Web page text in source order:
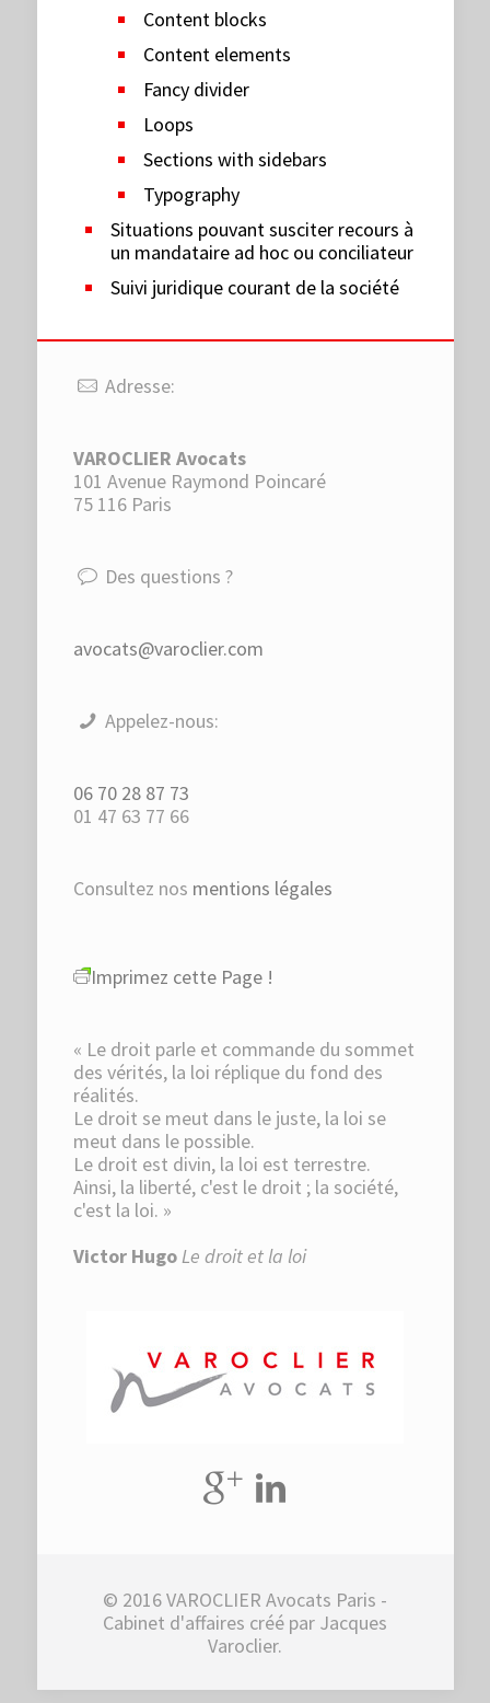
Content blocks
Content elements
Fancy divider
Loops
Sections with sidebars
Typography
Situations pouvant susciter recours à
un mandataire ad hoc ou conciliateur
Suivi juridique courant de la société
Adresse:
VAROCLIER Avocats
101 Avenue Raymond Poincaré
75 116 Paris
Des questions ?
avocats@varoclier.com
Appelez-nous:
06 70 28 87 73
01 47 63 77 66
Consultez nos mentions légales
Imprimez cette Page !
« Le droit parle et commande du sommet
des vérités, la loi réplique du fond des
réalités.
Le droit se meut dans le juste, la loi se
meut dans le possible.
Le droit est divin, la loi est terrestre.
Ainsi, la liberté, c'est le droit ; la société,
c'est la loi. »
Victor Hugo Le droit et la loi
© 2016 VAROCLIER Avocats Paris -
Cabinet d'affaires créé par Jacques
Varoclier.